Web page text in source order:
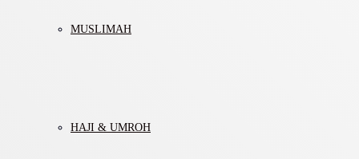
MUSLIMAH
HAJI & UMROH